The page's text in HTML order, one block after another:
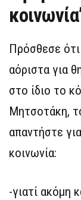
Πρόσθεσε
αόριστα για
στο ίδιο το
Μητσοτάκη,
απαντήστε
κοινωνία:
-γιατί ακόμη